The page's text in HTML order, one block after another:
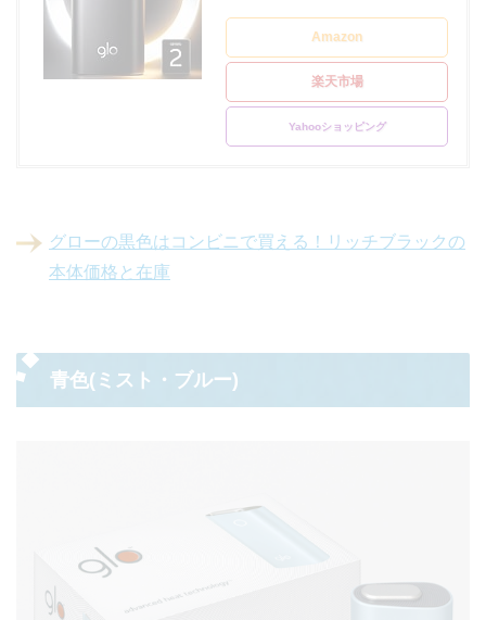
Amazon
楽天市場
Yahooショッピング
グローの黒色はコンビニで買える！リッチブラックの
本体価格と在庫
青色(ミスト・ブルー)